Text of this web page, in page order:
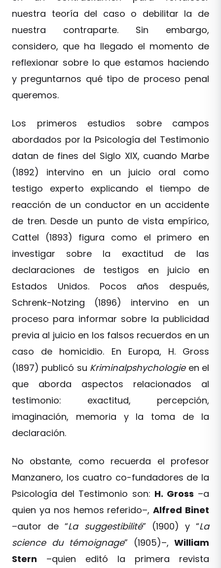
nuestra teoría del caso o debilitar la de
nuestra contraparte. Sin embargo,
considero, que ha llegado el momento de
reflexionar sobre lo que estamos haciendo
y preguntarnos qué tipo de proceso penal
queremos.
Los primeros estudios sobre campos
abordados por la Psicología del Testimonio
datan de fines del Siglo XIX, cuando Marbe
(1892) intervino en un juicio oral como
testigo experto explicando el tiempo de
reacción de un conductor en un accidente
de tren. Desde un punto de vista empírico,
Cattel (1893) figura como el primero en
investigar sobre la exactitud de las
declaraciones de testigos en juicio en
Estados Unidos. Pocos años después,
Schrenk-Notzing (1896) intervino en un
proceso para informar sobre la publicidad
previa al juicio en los falsos recuerdos en un
caso de homicidio. En Europa, H. Gross
(1897) publicó su Kriminalpshychologieen el
que aborda aspectos relacionados al
testimonio: exactitud, percepción,
imaginación, memoria y la toma de la
declaración.
No obstante, como recuerda el profesor
Manzanero, los cuatro co-fundadores de la
Psicología del Testimonio son: H. Gross –a
quien ya nos hemos referido–,Alfred Binet
–autor de “La suggestibilité” (1900) y “La
science du témoignage” (1905)–, William
Stern –quien editó la primera revista